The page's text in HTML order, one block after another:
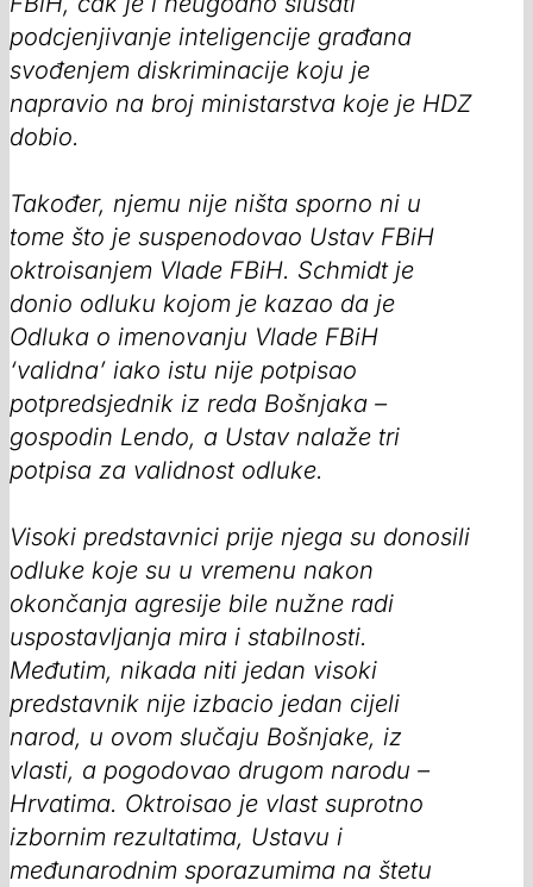
podcjenjivanje inteligencije građana
svođenjem diskriminacije koju je
napravio na broj ministarstva koje je HDZ
dobio.
Također, njemu nije ništa sporno ni u
tome što je suspenodovao Ustav FBiH
oktroisanjem Vlade FBiH. Schmidt je
donio odluku kojom je kazao da je
Odluka o imenovanju Vlade FBiH
‘validna’ iako istu nije potpisao
potpredsjednik iz reda Bošnjaka –
gospodin Lendo, a Ustav nalaže tri
potpisa za validnost odluke.
Visoki predstavnici prije njega su donosili
odluke koje su u vremenu nakon
okončanja agresije bile nužne radi
uspostavljanja mira i stabilnosti.
Međutim, nikada niti jedan visoki
predstavnik nije izbacio jedan cijeli
narod, u ovom slučaju Bošnjake, iz
vlasti, a pogodovao drugom narodu –
Hrvatima. Oktroisao je vlast suprotno
izbornim rezultatima, Ustavu i
međunarodnim sporazumima na štetu